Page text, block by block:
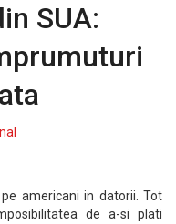
SUA:
americani in datorii. Tot
de a-si plati